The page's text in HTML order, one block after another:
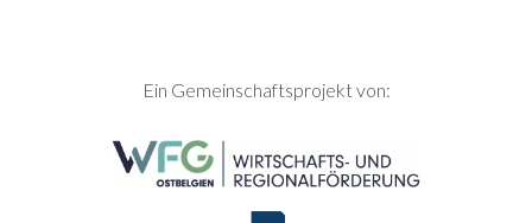
SEITENFUSSEin Gemeinschaftsprojekt von: